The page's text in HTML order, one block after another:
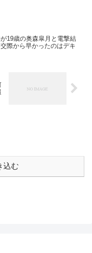
19歳の奥森皐月と電撃結
際から早かったのはデキ
込む